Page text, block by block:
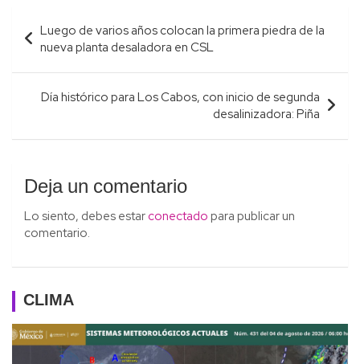
Navegación
de
entradas
Luego de varios años colocan la primera piedra de la
nueva planta desaladora en CSL
Día histórico para Los Cabos, con inicio de segunda
desalinizadora: Piña
Deja un comentario
Lo siento, debes estar conectado para publicar un
comentario.
CLIMA